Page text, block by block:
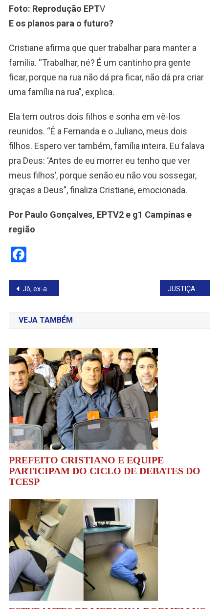
Foto: Reprodução EPTV
E os planos para o futuro?
Cristiane afirma que quer trabalhar para manter a
família. “Trabalhar, né? É um cantinho pra gente
ficar, porque na rua não dá pra ficar, não dá pra criar
uma família na rua”, explica.
Ela tem outros dois filhos e sonha em vê-los
reunidos. “É a Fernanda e o Juliano, meus dois
filhos. Espero ver também, família inteira. Eu falava
pra Deus: ‘Antes de eu morrer eu tenho que ver
meus filhos’, porque senão eu não vou sossegar,
graças a Deus”, finaliza Cristiane, emocionada.
Por Paulo Gonçalves, EPTV2 e g1 Campinas e
região
Facebook
Navegação
de
Post
Jô, ex-atacante do Corinthians, é preso no Aeroporto Internacional de SP
VEJA TAMBÉM
PREFEITO CRISTIANO E EQUIPE
PARTICIPAM DO CICLO DE DEBATES DO
TCESP